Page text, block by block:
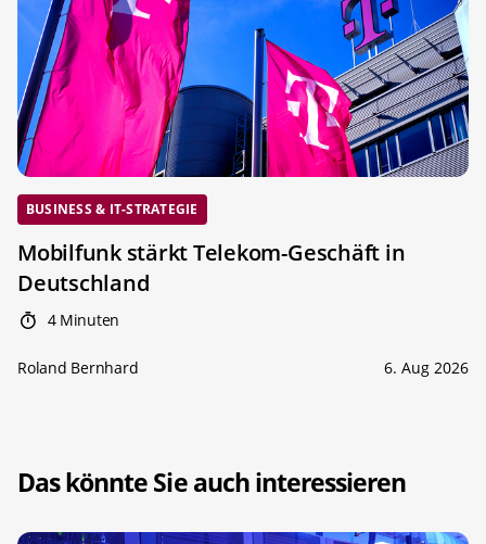
BUSINESS & IT-STRATEGIE
Mobilfunk stärkt Telekom-Geschäft in
Deutschland
4 Minuten
Roland Bernhard 6. Aug 2026
Das könnte Sie auch interessieren